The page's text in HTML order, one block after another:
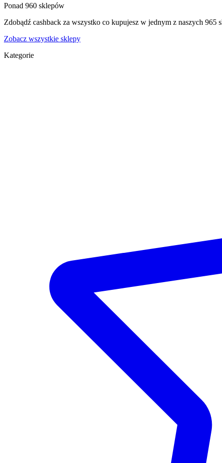
Ponad 960 sklepów
Zdobądź cashback za wszystko co kupujesz w jednym z naszych
Zobacz wszystkie sklepy
Kategorie